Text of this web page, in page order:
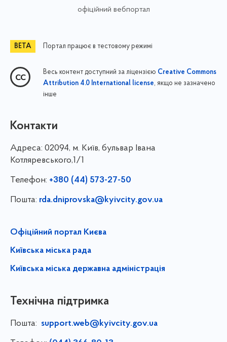
офіційний вебпортал
Портал працює в тестовому режимі
Весь контент доступний за ліцензією Creative Commons
Attribution 4.0 International license, якщо не зазначено
інше
Контакти
Адреса: 02094, м. Київ, бульвар Івана
Котляревського,1/1
Телефон: +380 (44) 573-27-50
Пошта: rda.dniprovska@kyivcity.gov.ua
Офіційний портал Києва
Київська міська рада
Київська міська державна адміністрація
Технічна підтримка
Пошта: support.web@kyivcity.gov.ua